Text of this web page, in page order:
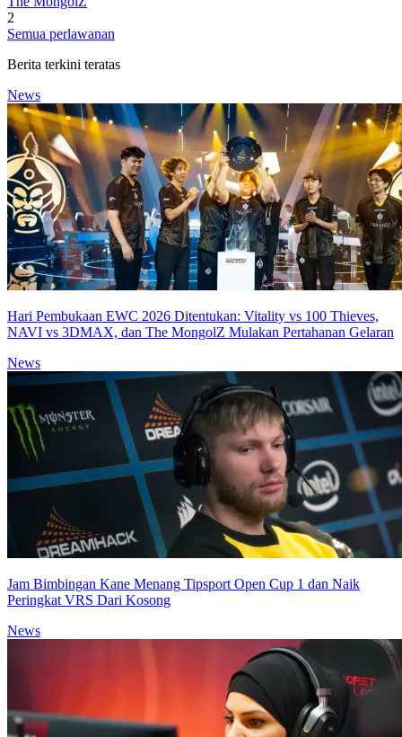
2
Semua perlawanan
Berita terkini teratas
News
Hari Pembukaan EWC 2026 Ditentukan: Vitality vs 100 Thieves,
NAVI vs 3DMAX, dan The MongolZ Mulakan Pertahanan Gelaran
News
Jam Bimbingan Kane Menang Tipsport Open Cup 1 dan Naik
Peringkat VRS Dari Kosong
News